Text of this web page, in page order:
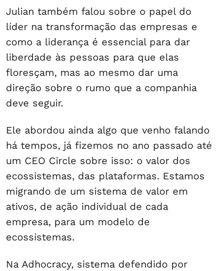
Julian também falou sobre o papel do
líder na transformação das empresas e
como a liderança é essencial para dar
liberdade às pessoas para que elas
floresçam, mas ao mesmo dar uma
direção sobre o rumo que a companhia
deve seguir.
Ele abordou ainda algo que venho falando
há tempos, já fizemos no ano passado até
um CEO Circle sobre isso: o valor dos
ecossistemas, das plataformas. Estamos
migrando de um sistema de valor em
ativos, de ação individual de cada
empresa, para um modelo de
ecossistemas.
Na Adhocracy, sistema defendido por